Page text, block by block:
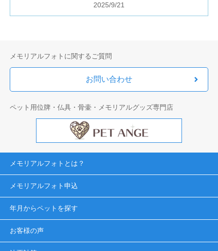
2025/9/21
メモリアルフォトに関するご質問
お問い合わせ
ペット用位牌・仏具・骨壷・メモリアルグッズ専門店
メモリアルフォトとは？
メモリアルフォト申込
年月からペットを探す
お客様の声